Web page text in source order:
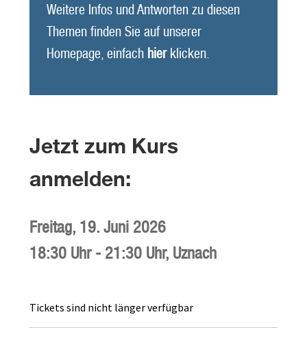
Weitere Infos und Antworten zu diesen
Themen finden Sie auf unserer
Homepage, einfach hierklicken.
Jetzt zum Kurs
anmelden:
Freitag, 19. Juni 2026
18:30 Uhr- 21:30 Uhr, Uznach
Tickets sind nicht länger verfügbar